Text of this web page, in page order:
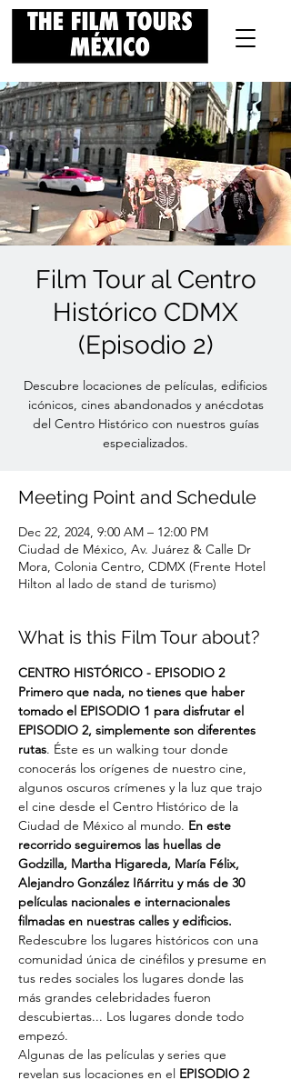
Film Tour al Centro
Histórico CDMX
(Episodio 2)
Descubre locaciones de películas, edificios
icónicos, cines abandonados y anécdotas
del Centro Histórico con nuestros guías
especializados.
Meeting Point and Schedule
Dec 22, 2024, 9:00 AM – 12:00 PM
Ciudad de México, Av. Juárez & Calle Dr
Mora, Colonia Centro, CDMX (Frente Hotel
Hilton al lado de stand de turismo)
What is this Film Tour about?
CENTRO HISTÓRICO - EPISODIO 2
Primero que nada, no tienes que haber
tomado el EPISODIO 1 para disfrutar el
EPISODIO 2, simplemente son diferentes
rutas. Éste es un walking tour donde
conocerás los orígenes de nuestro cine,
algunos oscuros crímenes y la luz que trajo
el cine desde el Centro Histórico de la
Ciudad de México al mundo. En este
recorrido seguiremos las huellas de
Godzilla, Martha Higareda, María Félix,
Alejandro González Iñárritu y más de 30
películas nacionales e internacionales
filmadas en nuestras calles y edificios.
Redescubre los lugares históricos con una
comunidad única de cinéfilos y presume en
tus redes sociales los lugares donde las
más grandes celebridades fueron
descubiertas... Los lugares donde todo
empezó.
Algunas de las películas y series que
revelan sus locaciones en el EPISODIO 2